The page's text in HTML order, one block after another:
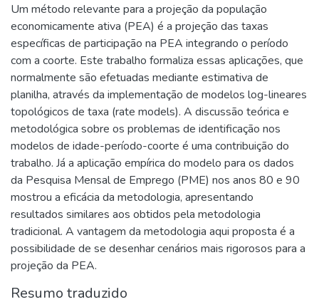
Um método relevante para a projeção da população
economicamente ativa (PEA) é a projeção das taxas
específicas de participação na PEA integrando o período
com a coorte. Este trabalho formaliza essas aplicações, que
normalmente são efetuadas mediante estimativa de
planilha, através da implementação de modelos log-lineares
topológicos de taxa (rate models). A discussão teórica e
metodológica sobre os problemas de identificação nos
modelos de idade-período-coorte é uma contribuição do
trabalho. Já a aplicação empírica do modelo para os dados
da Pesquisa Mensal de Emprego (PME) nos anos 80 e 90
mostrou a eficácia da metodologia, apresentando
resultados similares aos obtidos pela metodologia
tradicional. A vantagem da metodologia aqui proposta é a
possibilidade de se desenhar cenários mais rigorosos para a
projeção da PEA.
Resumo traduzido